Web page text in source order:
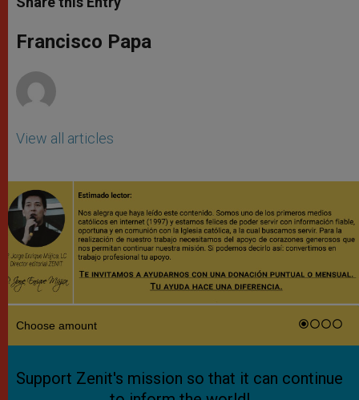
s
p
p
e
g
e
b
k
r
Francisco Papa
View all articles